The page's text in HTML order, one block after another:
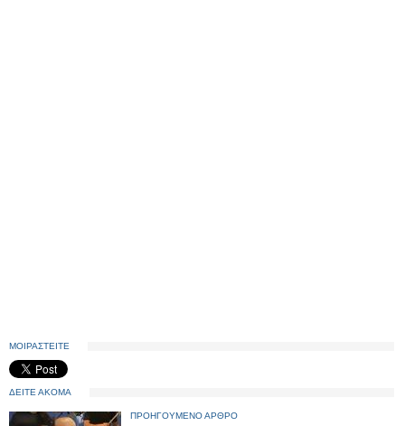
ΜΟΙΡΑΣΤΕΙΤΕ
ΔΕΙΤΕ ΑΚΟΜΑ
ΠΡΟΗΓΟΥΜΕΝΟ ΑΡΘΡΟ